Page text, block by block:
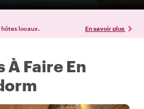
locaux. En savoir plus
À Faire En